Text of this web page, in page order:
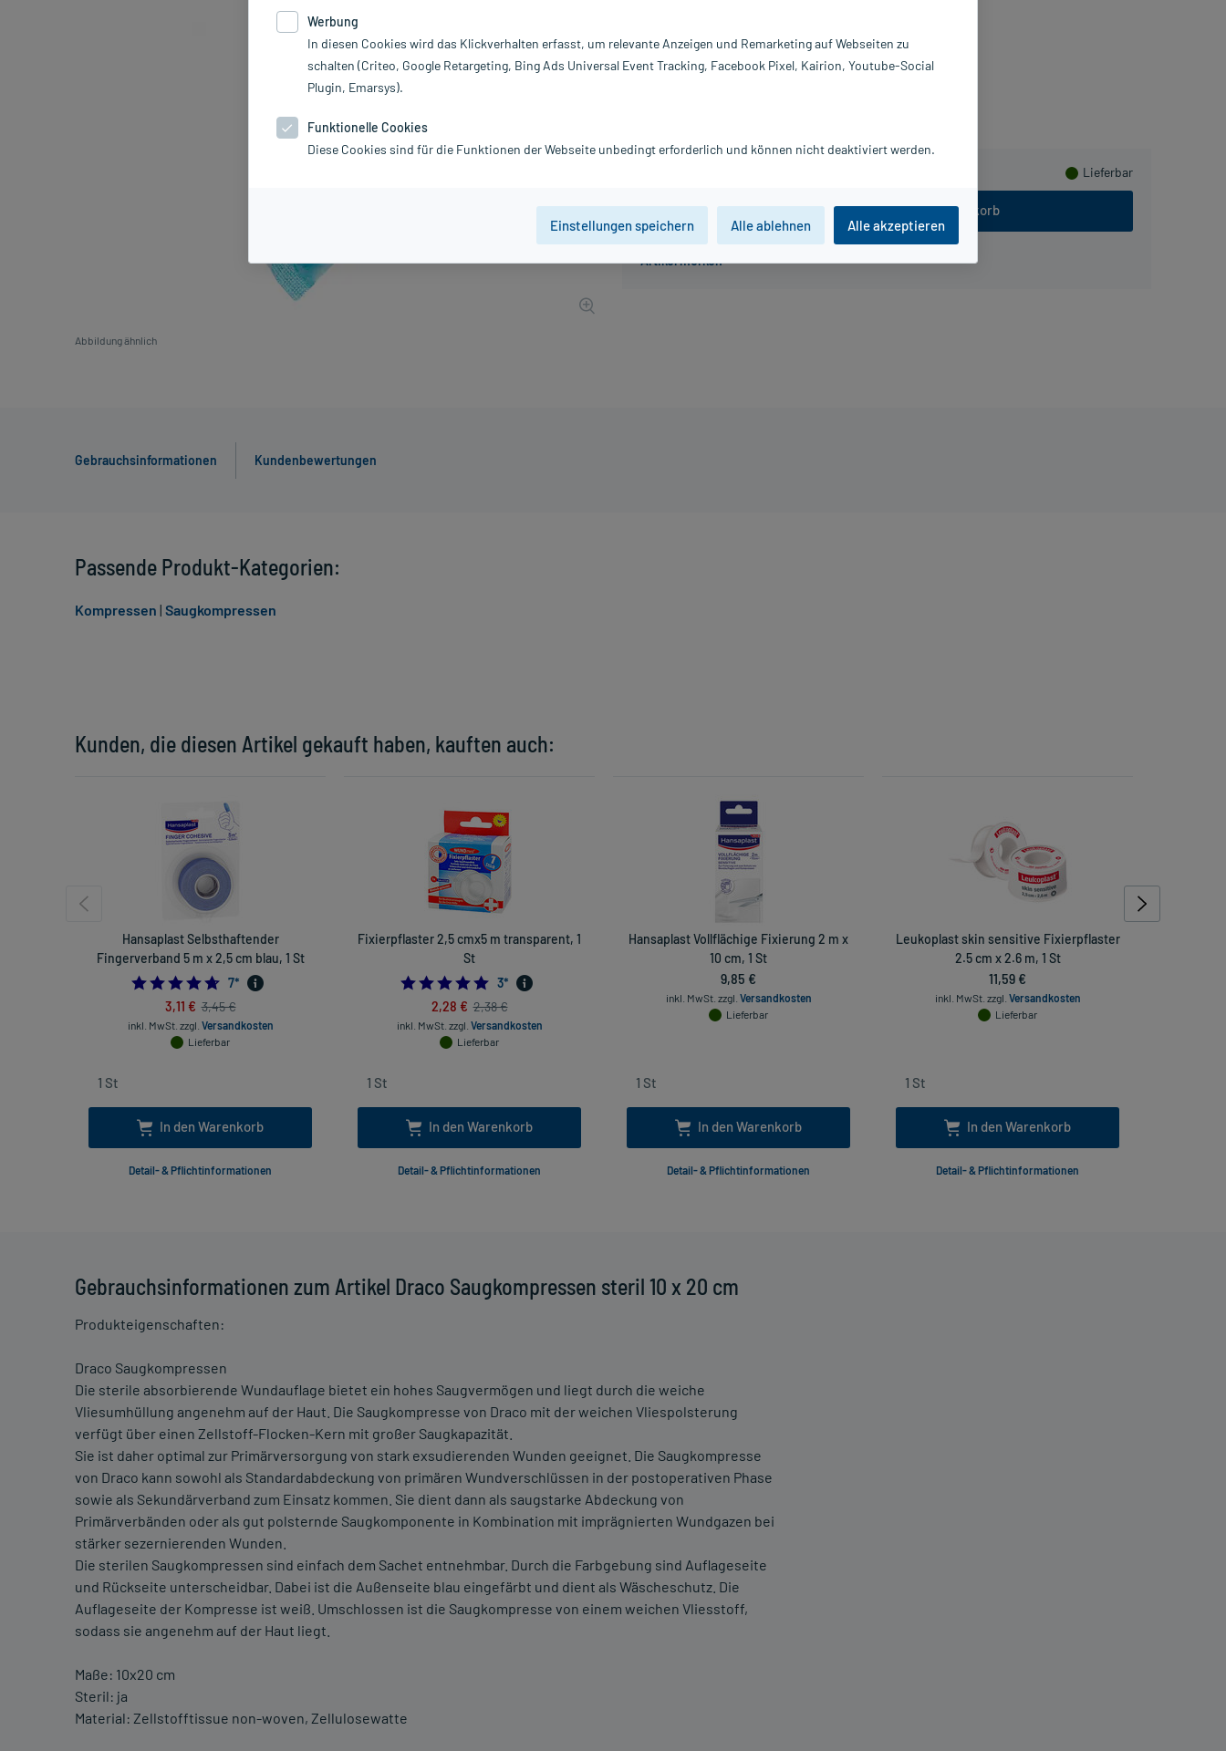
Abbildung ähnlich
Lieferbar
In den Warenkorb
Hersteller:
Dr. Ausbüttel GmbH & Co. KG
Gebrauchsinformationen Kundenbewertungen
Gebrauchsinformationen zum Artikel Draco Saugkompressen steril 10 x 20 cm
Produkteigenschaften:
Draco Saugkompressen
Die sterile absorbierende Wundauflage bietet ein hohes Saugvermögen und liegt durch die weiche
Vliesumhüllung angenehm auf der Haut. Die Saugkompresse von Draco mit der weichen Vliespolsterung
verfügt über einen Zellstoff-Flocken-Kern mit großer Saugkapazität.
Sie ist daher optimal zur Primärversorgung von stark exsudierenden Wunden geeignet. Die Saugkompresse
von Draco kann sowohl als Standardabdeckung von primären Wundverschlüssen in der postoperativen Phase
sowie als Sekundärverband zum Einsatz kommen. Sie dient dann als saugstarke Abdeckung von
Primärverbänden oder als gut polsternde Saugkomponente in Kombination mit imprägnierten Wundgazen bei
stärker sezernierenden Wunden.
Die sterilen Saugkompressen sind einfach dem Sachet entnehmbar. Durch die Farbgebung sind Auflageseite
und Rückseite unterscheidbar. Dabei ist die Außenseite blau eingefärbt und dient als Wäscheschutz. Die
Auflageseite der Kompresse ist weiß. Umschlossen ist die Saugkompresse von einem weichen Vliesstoff,
sodass sie angenehm auf der Haut liegt.
Maße: 10x20 cm
Steril: ja
Material: Zellstofftissue non-woven, Zellulosewatte
Kunden, die diesen Artikel gekauft haben, kauften auch:
Hansaplast Selbsthaftender
Fingerverband 5 m x 2,5 cm blau, 1 St
4.714285714285714
7*
3,11 € 3,45 €
inkl. MwSt. zzgl. Versandkosten
Lieferbar
In den Warenkorb
Detail- & Pflichtinformationen
Fixierpflaster 2,5 cmx5 m transparent, 1
St
5.0
3*
2,28 € 2,38 €
inkl. MwSt. zzgl. Versandkosten
Lieferbar
In den Warenkorb
Detail- & Pflichtinformationen
Hansaplast Vollflächige Fixierung 2 m x
10 cm, 1 St
9,85 €
inkl. MwSt. zzgl. Versandkosten
Lieferbar
In den Warenkorb
Detail- & Pflichtinformationen
Leukoplast skin sensitive Fixierpflaster
2.5 cm x 2.6 m, 1 St
11,59 €
inkl. MwSt. zzgl. Versandkosten
Lieferbar
In den Warenkorb
Detail- & Pflichtinformationen
Passende Produkt-Kategorien:
Kompressen | Saugkompressen
Werbung
In diesen Cookies wird das Klickverhalten erfasst, um relevante Anzeigen und Remarketing auf Webseiten zu
schalten (Criteo, Google Retargeting, Bing Ads Universal Event Tracking, Facebook Pixel, Kairion, Youtube-Social
Plugin, Emarsys).
Funktionelle Cookies
Diese Cookies sind für die Funktionen der Webseite unbedingt erforderlich und können nicht deaktiviert werden.
Einstellungen speichern Alle ablehnen Alle akzeptieren